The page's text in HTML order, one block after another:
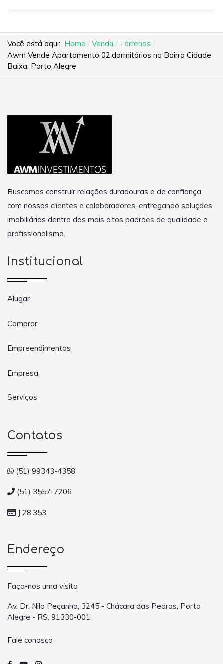
Você está aqui: Home Venda
Terrenos
Awm Vende Apartamento 02 dormitórios no Bairro Cidade
Baixa, Porto Alegre
Buscamos construir relações duradouras e de confiança
com nossos clientes e colaboradores, entregando soluções
imobiliárias dentro dos mais altos padrões de qualidade e
profissionalismo.
Institucional
Alugar
Comprar
Empreendimentos
Empresa
Serviços
Contatos
(51) 99343-4358
(51) 3557-7206
J 28.353
Endereço
Faça-nos uma visita
Av. Dr. Nilo Peçanha, 3245 - Chácara das Pedras, Porto
Alegre - RS, 91330-001
Fale conosco